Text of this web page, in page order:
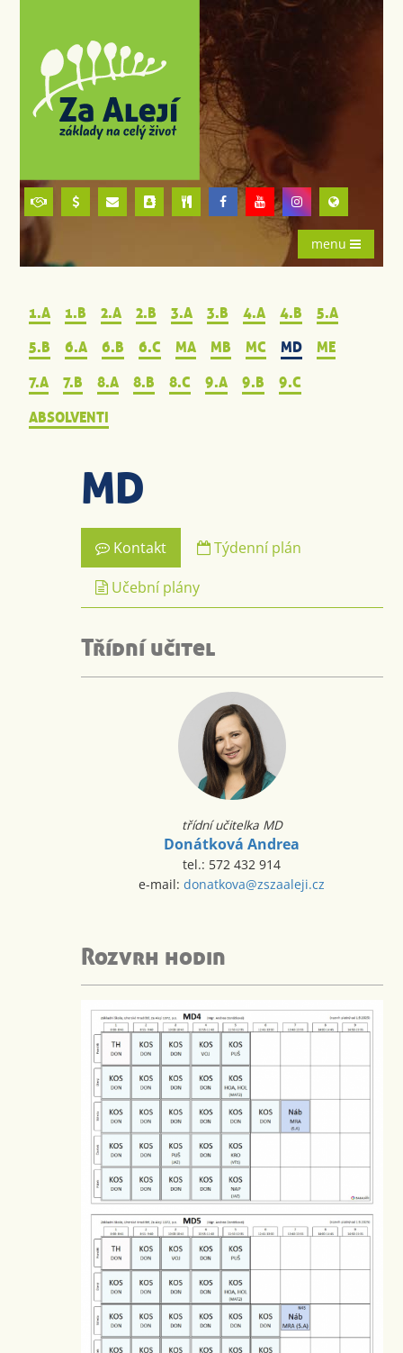
menu
MD
Kontakt
Týdenní plán
Učební plány
Třídní učitel
třídní učitelka MD
Donátková Andrea
tel.: 572 432 914
e-mail:donatkova@zszaaleji.cz
Rozvrh hodin
1.A 1.B 2.A 2.B 3.A 3.B 4.A 4.B
5.A
5.B
6.A 6.B 6.C MA MB MC MD
ME
7.A
7.B 8.A 8.B 8.C 9.A 9.B
9.C
ABSOLVENTI